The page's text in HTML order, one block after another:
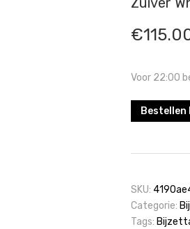
€
Voor 22:00
Bestellen
SKU:
Categorie:
Tags: